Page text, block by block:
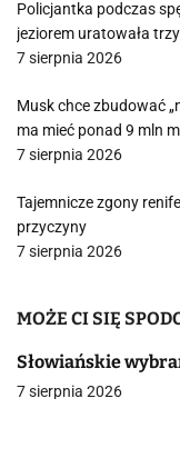
Policjantka podczas
jeziorem uratowała
7 sierpnia 2026
Musk chce zbudować
ma mieć ponad 9 mln
7 sierpnia 2026
Tajemnicze zgony
przyczyny
7 sierpnia 2026
MOŻE CI SIĘ
Słowiańskie
7 sierpnia 2026